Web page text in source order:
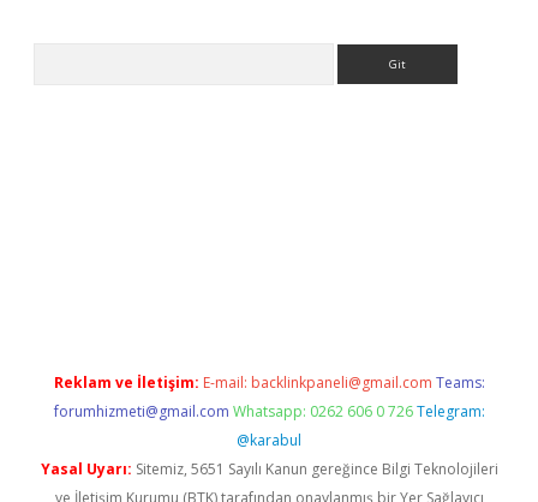
Reklam ve İletişim: E-mail: backlinkpaneli@gmail.com Teams:
forumhizmeti@gmail.com Whatsapp: 0262 606 0 726 Telegram:
@karabul
Yasal Uyarı: Sitemiz, 5651 Sayılı Kanun gereğince Bilgi Teknolojileri
ve İletişim Kurumu (BTK) tarafından onaylanmış bir Yer Sağlayıcı